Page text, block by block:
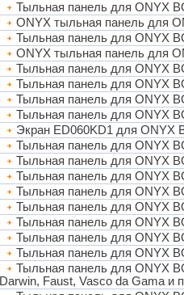
Тыльная панель для ONYX
ONYX тыльная панель для
Тыльная панель для ONYX
ONYX тыльная панель для
Тыльная панель для ONYX
Тыльная панель для ONYX
Тыльная панель для ONYX
Тыльная панель для ONYX
Экран ED060KD1 для ONYX
Тыльная панель для ONYX
Тыльная панель для ONYX
Тыльная панель для ONYX
Тыльная панель для ONYX
Тыльная панель для ONYX
Тыльная панель для ONYX
Тыльная панель для ONYX
Тыльная панель для ONYX
Тыльная панель для ONYX
Darwin, Faust, Vasco da Gama и